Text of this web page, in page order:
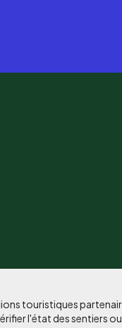
touristiques
l'état des sentiers